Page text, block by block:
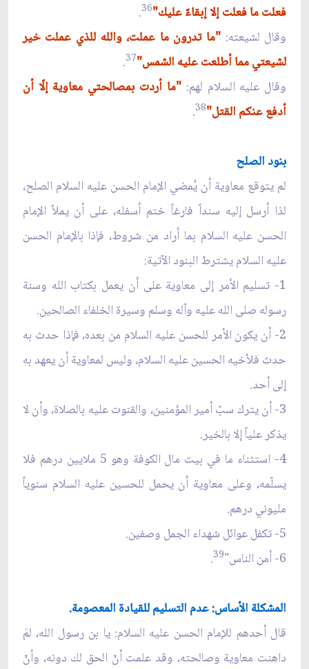
فعلت ما فعلت إلا إبقاءً عليك"36
.
وقال لشيعته: "ما تدرون ما عملت، والله للذي عملت خير
لشيعتي مما أطلعت عليه الشمس"37
.
وقال عليه السلام لهم:"ما أردت بمصالحتي معاوية إلّا أن
أدفع عنكم القتل"38
.
بنود الصلح
لم يتوقع معاوية أن يُمضي الإمام الحسن عليه السلام الصلح،
لذا أرسل إليه سنداً فارغاً ختم أسفله، على أن يملأ الإمام
الحسن عليه السلام بما أراد من شروط، فإذا بالإمام الحسن
عليه السلام يشترط البنود الآتية:
1- تسليم الأمر إلى معاوية على أن يعمل بكتاب الله وسنة
رسوله صلى الله عليه وآله وسلم وسيرة الخلفاء الصالحين.
2- أن يكون الأمر للحسن عليه السلام من بعده، فإذا حدث به
حدث فلأخيه الحسين عليه السلام، وليس لمعاوية أن يعهد به
إلى أحد.
3- أن يترك سبّ أمير المؤمنين، والقنوت عليه بالصلاة، وأن لا
يذكر علياً إلا بالخير.
4- استثناء ما في بيت مال الكوفة وهو 5 ملايين درهم فلا
يسلّمه، وعلى معاوية أن يحمل للحسين عليه السلام سنوياً
مليوني درهم.
5- تكفل عوائل شهداء الجمل وصفين.
6- أمن الناس"
39
.
المشكلة الأساس: عدم التسليم للقيادة المعصومة.
قال أحدهم للإمام الحسن عليه السلام: يا بن رسول الله، لمَ
داهنت معاوية وصالحته، وقد علمت أنّ الحق لك دونه، وأنّ